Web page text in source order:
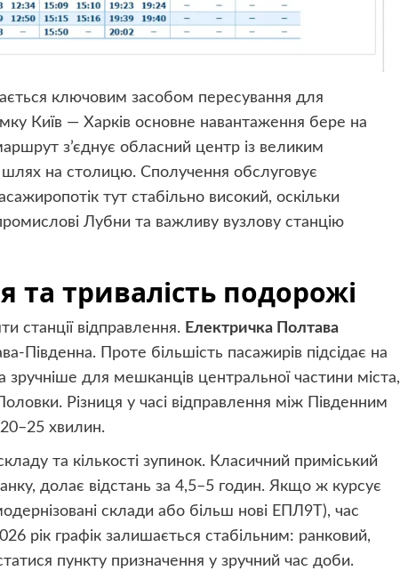
ключовим засобом пересування для
Київ — Харків основне навантаження бере на
з’єднує обласний центр із великим
шлях на столицю. Сполучення обслуговує
тут стабільно високий, оскільки
Лубни та важливу вузлову станцію
та тривалість подорожі
станції відправлення. Електричка Полтава
Південна. Проте більшість пасажирів підсідає на
зручніше для мешканців центральної частини міста,
Різниця у часі відправлення між Південним
хвилин.
та кількості зупинок. Класичний приміський
долає відстань за 4,5–5 годин. Якщо ж курсує
склади або більш нові ЕПЛ9Т), час
рік графік залишається стабільним: ранковий,
пункту призначення у зручний час доби.